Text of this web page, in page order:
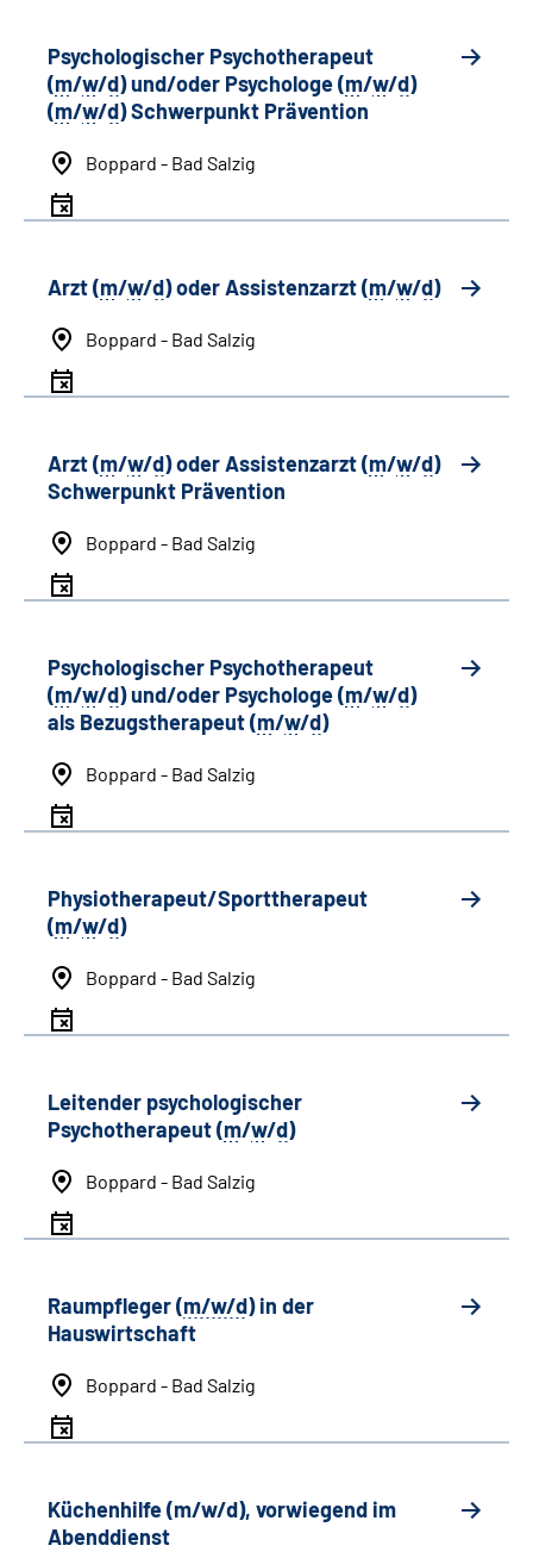
Psychologischer Psychotherapeut
(m/w/d) und/oder Psychologe (m/w/d)
(m/w/d) Schwerpunkt Prävention
Boppard - Bad Salzig
Arzt (m/w/d) oder Assistenzarzt (m/w/d)
Boppard - Bad Salzig
Arzt (m/w/d) oder Assistenzarzt (m/w/d)
Schwerpunkt Prävention
Boppard - Bad Salzig
Psychologischer Psychotherapeut
(m/w/d) und/oder Psychologe (m/w/d)
als Bezugstherapeut (m/w/d)
Boppard - Bad Salzig
Physiotherapeut/Sporttherapeut
(m/w/d)
Boppard - Bad Salzig
Leitender psychologischer
Psychotherapeut (m/w/d)
Boppard - Bad Salzig
Raumpfleger (m/w/d) in der
Hauswirtschaft
Boppard - Bad Salzig
Küchenhilfe (m/w/d), vorwiegend im
Abenddienst